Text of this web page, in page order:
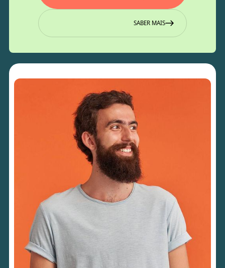
SABER MAIS